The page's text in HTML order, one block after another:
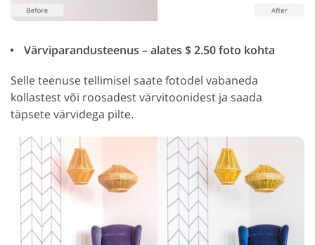
Värviparandusteenus – alates $ 2.50 foto kohta
Selle teenuse tellimisel saate fotodel vabaneda
kollastest või roosadest värvitoonidest ja saada
täpsete värvidega pilte.